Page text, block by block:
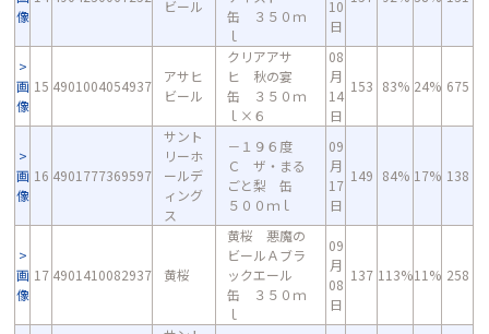
像
ビール
缶 ３５０ｍ
ｌ
10
日
画
像
15 4901004054937
アサヒ
ビール
クリアアサ
ヒ 秋の宴
缶 ３５０ｍ
ｌ×６
08
月
14
日
153 83% 24% 675
画
像
16 4901777369597
サント
リーホ
ールデ
ィング
ス
－１９６度
Ｃ ザ・まる
ごと梨 缶
５００ｍｌ
09
月
17
日
149 84% 17% 138
画
像
17 4901410082937 黄桜
黄桜 悪魔の
ビールＡブラ
ックエール
缶 ３５０ｍ
ｌ
09
月
08
日
137 113%11% 258